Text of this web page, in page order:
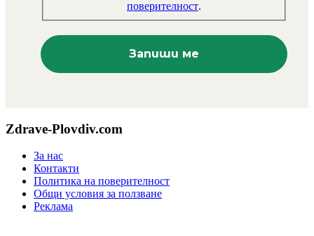
поверителност.
Zdrave-Plovdiv.com
За нас
Контакти
Политика на поверителност
Общи условия за ползване
Реклама